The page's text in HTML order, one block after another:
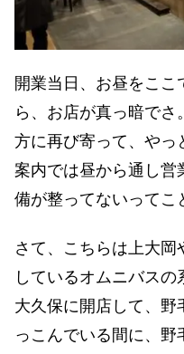
開業当日、お昼をここ
ら、お店が真っ暗で
方に再び寄って、やっ
案内では昼から通し営
備が整ってないってこ
さて、こちらは上大岡
しているオムニバス
大久保に開店して、野
っこんでいる間に、野